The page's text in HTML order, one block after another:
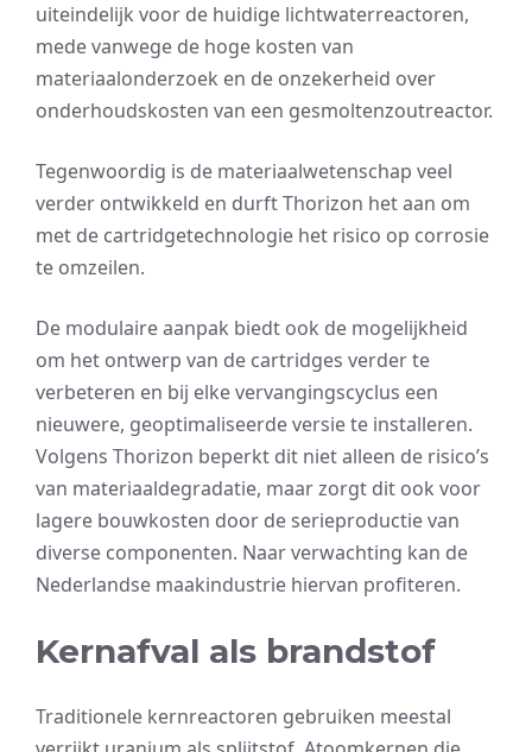
uiteindelijk voor de huidige lichtwaterreactoren,
mede vanwege de hoge kosten van
materiaalonderzoek en de onzekerheid over
onderhoudskosten van een gesmoltenzoutreactor.
Tegenwoordig is de materiaalwetenschap veel
verder ontwikkeld en durft Thorizon het aan om
met de cartridgetechnologie het risico op corrosie
te omzeilen.
De modulaire aanpak biedt ook de mogelijkheid
om het ontwerp van de cartridges verder te
verbeteren en bij elke vervangingscyclus een
nieuwere, geoptimaliseerde versie te installeren.
Volgens Thorizon beperkt dit niet alleen de risico’s
van materiaaldegradatie, maar zorgt dit ook voor
lagere bouwkosten door de serieproductie van
diverse componenten. Naar verwachting kan de
Nederlandse maakindustrie hiervan profiteren.
Kernafval als brandstof
Traditionele kernreactoren gebruiken meestal